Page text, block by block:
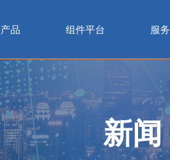
产品 组件平台 服务
新闻